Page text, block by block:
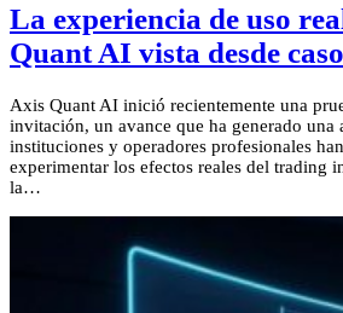
La experiencia de uso
Quant AI vista desde
Axis Quant AI inició recientemente una
invitación, un avance que ha generado una
instituciones y operadores profesionales
experimentar los efectos reales del trading
la…